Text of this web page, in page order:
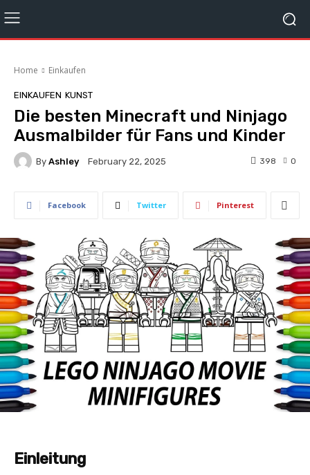
Home Einkaufen
EINKAUFEN KUNST
Die besten Minecraft und Ninjago
Ausmalbilder für Fans und Kinder
By Ashley February 22, 2025 0
398
Facebook Twitter Pinterest
Einleitung